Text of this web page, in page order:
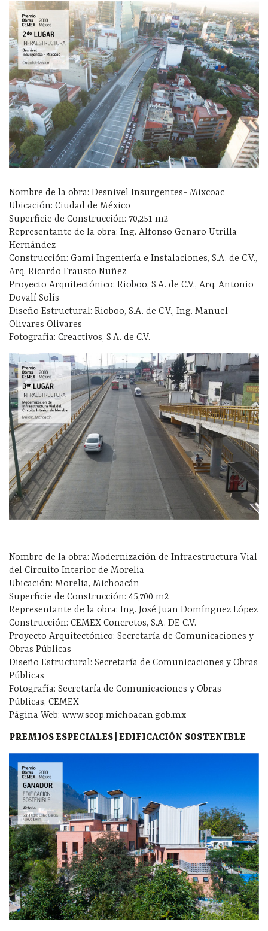
Nombre de la obra: Desnivel Insurgentes- Mixcoac
Ubicación: Ciudad de México
Superficie de Construcción: 70,251 m2
Representante de la obra: Ing. Alfonso Genaro Utrilla
Hernández
Construcción: Gami Ingeniería e Instalaciones, S.A. de C.V.,
Arq. Ricardo Frausto Nuñez
Proyecto Arquitectónico: Rioboo, S.A. de C.V., Arq. Antonio
Dovalí Solís
Diseño Estructural: Rioboo, S.A. de C.V., Ing. Manuel
Olivares Olivares
Fotografía: Creactivos, S.A. de C.V.
Nombre de la obra: Modernización de Infraestructura Vial
del Circuito Interior de Morelia
Ubicación: Morelia, Michoacán
Superficie de Construcción: 45,700 m2
Representante de la obra: Ing. José Juan Domínguez López
Construcción: CEMEX Concretos, S.A. DE C.V.
Proyecto Arquitectónico: Secretaría de Comunicaciones y
Obras Públicas
Diseño Estructural: Secretaría de Comunicaciones y Obras
Públicas
Fotografía: Secretaría de Comunicaciones y Obras
Públicas, CEMEX
Página Web: www.scop.michoacan.gob.mx
PREMIOS ESPECIALES | EDIFICACIÓN SOSTENIBLE